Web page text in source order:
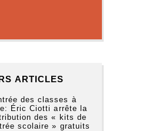
ARTICLES
des classes à
Éric Ciotti arrête la
des « kits de
scolaire » gratuits